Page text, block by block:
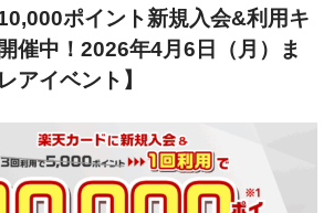
ポイント新規入会&利用キ
催中！2026年4月6日（月）ま
アイベント】